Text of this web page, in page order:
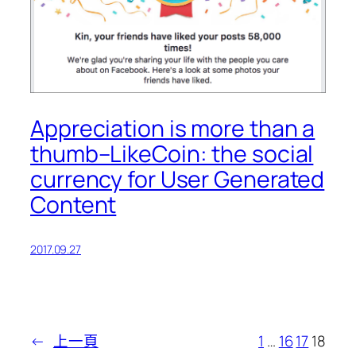
Appreciation is more than a
thumb–LikeCoin: the social
currency for User Generated
Content
2017.09.27
← 上一頁 1 … 161718